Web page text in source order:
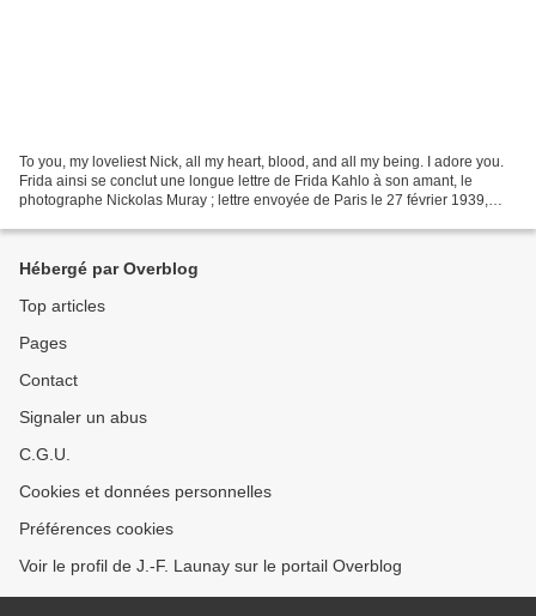
To you, my loveliest Nick, all my heart, blood, and all my being. I adore you.
Frida ainsi se conclut une longue lettre de Frida Kahlo à son amant, le
photographe Nickolas Muray ; lettre envoyée de Paris le 27 février 1939,
Hébergé par Overblog
Top articles
Pages
Contact
Signaler un abus
C.G.U.
Cookies et données personnelles
Préférences cookies
Voir le profil de J.-F. Launay sur le portail Overblog